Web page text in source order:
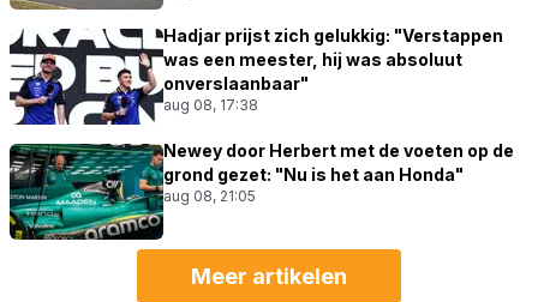
Hadjar prijst zich gelukkig: "Verstappen
was een meester, hij was absoluut
onverslaanbaar"
aug 08, 17:38
Newey door Herbert met de voeten op de
grond gezet: "Nu is het aan Honda"
aug 08, 21:05
Meer artikelen